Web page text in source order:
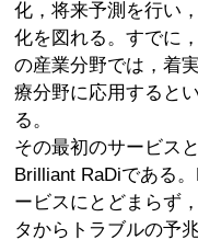
化，将来予測を行い
化を図れる。すでに
の産業分野では，着
療分野に応用すると
る。
その最初のサービス
Brilliant RaDiである
ービスにとどまらず
タからトラブルの予